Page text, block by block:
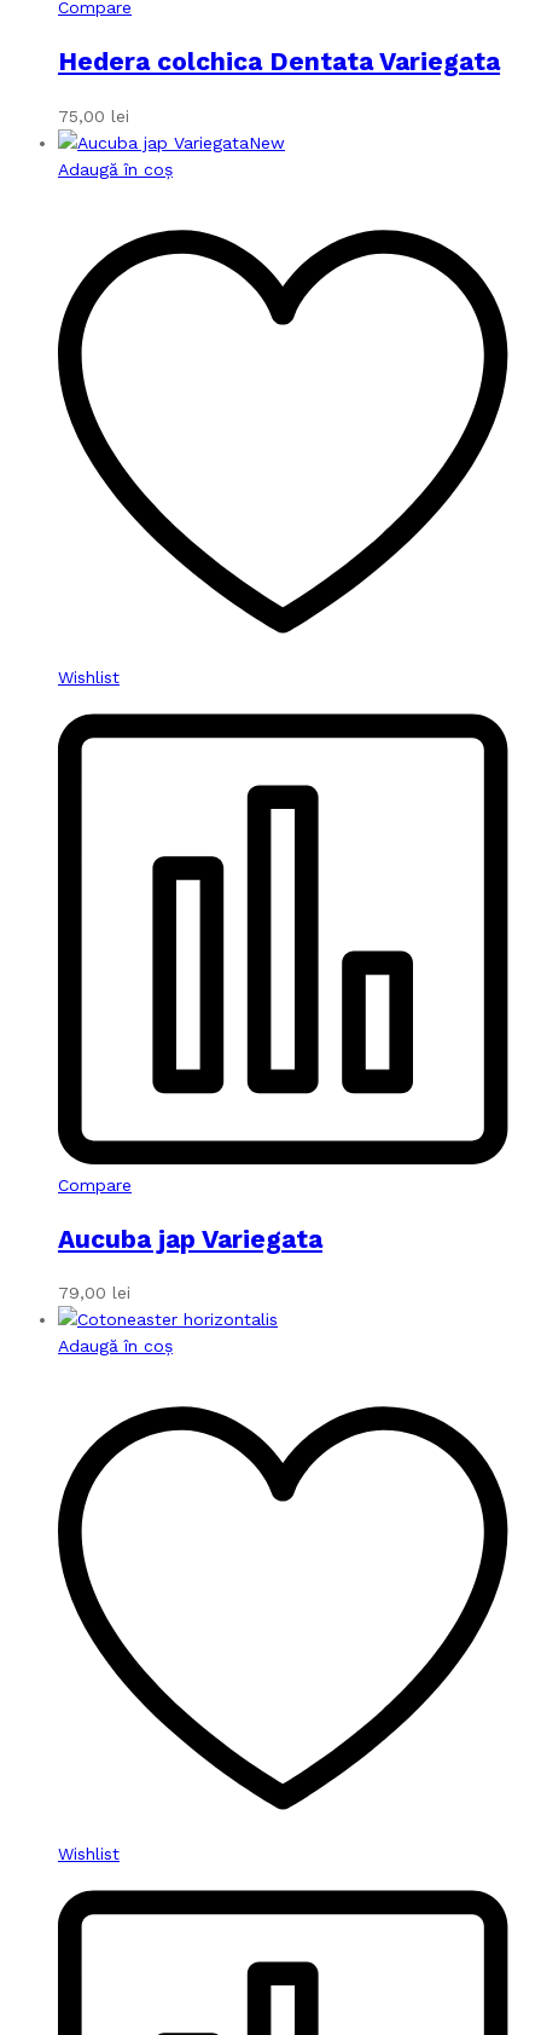
Compare
Hedera colchica Dentata Variegata
75,00 lei
New
Adaugă în coș
Wishlist
Compare
Aucuba jap Variegata
79,00 lei
Adaugă în coș
Wishlist